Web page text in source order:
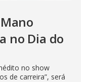
no Dia do
no show
de carreira”, será